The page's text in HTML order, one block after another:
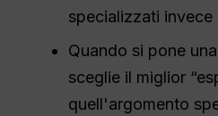
specializzati
Quando si pone
sceglie il miglior
quell'argomento